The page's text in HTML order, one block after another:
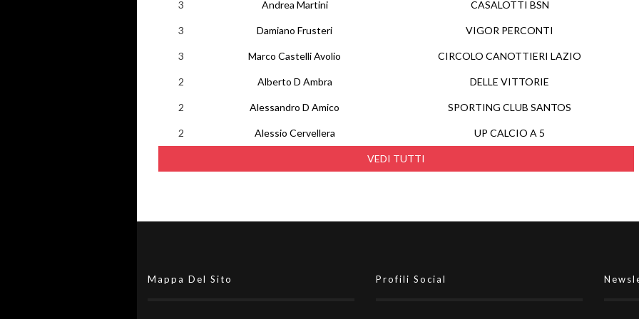
VEDI TUTTI
3 Andrea Martini CASALOTTI BSN
3 Damiano Frusteri VIGOR PERCONTI
3 Marco Castelli Avolio CIRCOLO CANOTTIERI LAZIO
2 Alberto D Ambra DELLE VITTORIE
2 Alessandro D Amico SPORTING CLUB SANTOS
2 Alessio Cervellera UP CALCIO A 5
Mappa Del Sito Profili Social